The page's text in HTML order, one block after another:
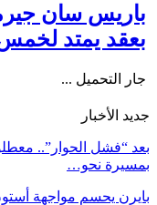
باريس سان
بعقد يمتد
جار التحميل ...
جديد الأخبار
بعد “فشل الحوار”..
بمسيرة نحو…
بايرن يحسم مواجهة